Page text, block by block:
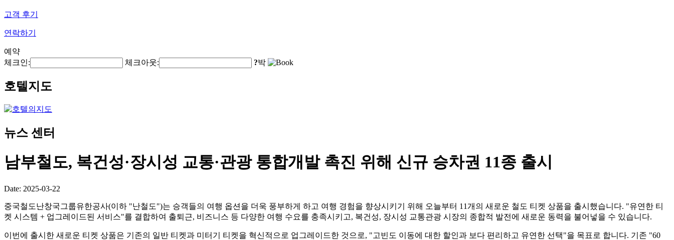
고객 후기
연락하기
예약
체크인:
체크아웃: ?박
호텔지도
뉴스 센터
남부철도, 복건성·장시성 교통·관광 통합개발 촉진 위해 신규 승차권 11종 출시
Date: 2025-03-22
중국철도난창국그룹유한공사(이하 "난철도")는 승객들의 여행 옵션을 더욱 풍부하게 하고 여행 경험을 향상시키기 위해 오늘부터 11개의 새로운 철도 티켓 상품을 출시했습니다. "유연한 티
켓 시스템 + 업그레이드된 서비스"를 결합하여 출퇴근, 비즈니스 등 다양한 여행 수요를 충족시키고, 복건성, 장시성 교통관광 시장의 종합적 발전에 새로운 동력을 불어넣을 수 있습니다.
이번에 출시한 새로운 티켓 상품은 기존의 일반 티켓과 미터기 티켓을 혁신적으로 업그레이드한 것으로, "고빈도 이동에 대한 할인과 보다 편리하고 유연한 선택"을 목표로 합니다. 기존 "60